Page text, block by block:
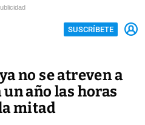
SUSCRÍBETE
no se atreven a
año las horas
mitad